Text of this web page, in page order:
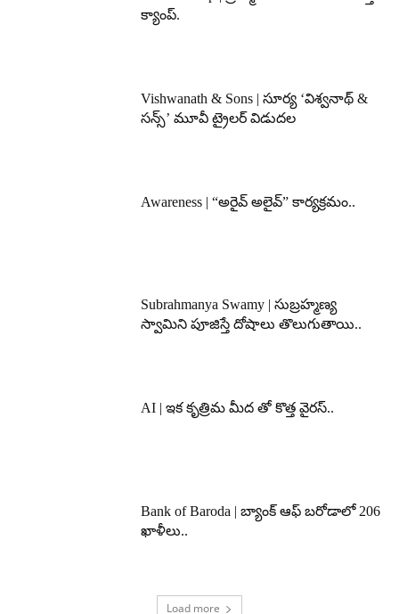
క్యాంప్.
Vishwanath & Sons | సూర్య ‘విశ్వనాథ్ &
సన్స్’ మూవీ ట్రైలర్ విడుదల
Awareness | “అరైవ్ అలైవ్” కార్యక్రమం..
Subrahmanya Swamy | సుబ్రహ్మణ్య
స్వామిని పూజిస్తే దోషాలు తొలుగుతాయి..
AI | ఇక కృత్రిమ మీద తో కొత్త వైరస్..
Bank of Baroda | బ్యాంక్‌ ఆఫ్‌ బరోడాలో 206
ఖాళీలు..
Load more